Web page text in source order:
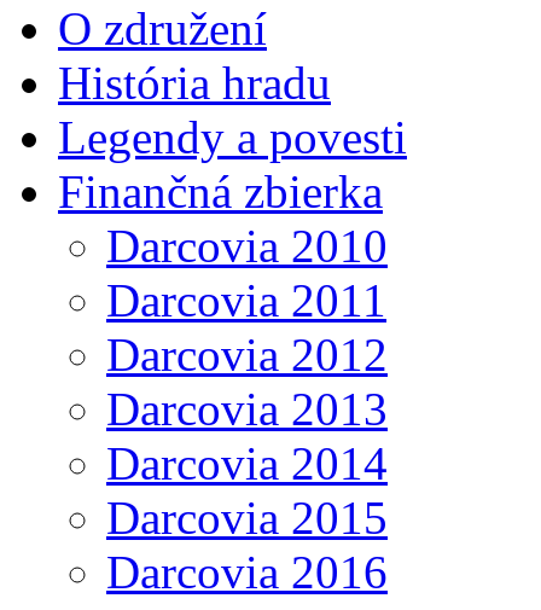
O združení
História hradu
Legendy a povesti
Finančná zbierka
Darcovia 2010
Darcovia 2011
Darcovia 2012
Darcovia 2013
Darcovia 2014
Darcovia 2015
Darcovia 2016